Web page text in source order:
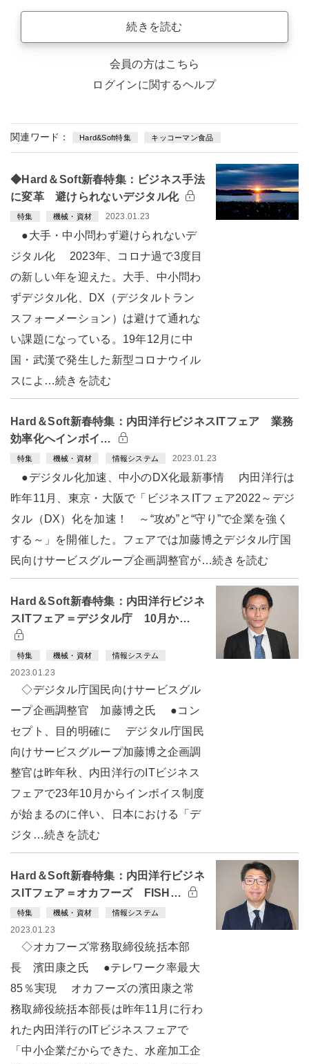
続きを読む
会員の方はこちら
ログインに関するヘルプ
関連ワード： Hard&Soft特集 キッコーマン食品
◆Hard＆Soft新春特集：ビジネス手法
に変革 避けられないデジタル化
特集 機械・資材 2023.01.23
●大手・中小問わず避けられないデ
ジタル化 2023年、コロナ過で3度目
の新しい年を迎えた。大手、中小問わ
ずデジタル化、DX（デジタルトラン
スフォーメーション）は避けて通れな
い課題になっている。19年12月に中
国・武漢で発生した新型コロナウイル
スによ…続きを読む
Hard＆Soft新春特集：内田洋行ビジネスITフェア 業務
効率化へインボイ…
特集 機械・資材 情報システム 2023.01.23
●デジタル化加速、中小のDX化最新事情 内田洋行は
昨年11月、東京・大阪で「ビジネスITフェア2022～デジ
タル（DX）化を加速！ ～“攻め”と“守り”で企業を強く
する～」を開催した。フェアでは加藤博之デジタル庁国
民向けサービスグループ企画調整官が…続きを読む
Hard＆Soft新春特集：内田洋行ビジネ
スITフェア＝デジタル庁 10月か…
特集 機械・資材 情報システム
2023.01.23
◇デジタル庁国民向けサービスグル
ープ企画調整官 加藤博之氏 ●コン
セプト、目的明確に デジタル庁国民
向けサービスグループ加藤博之企画調
整官は昨年秋、内田洋行のITビジネス
フェアで23年10月からインボイス制度
が始まるのに伴い、日本における「デ
ジタ…続きを読む
Hard＆Soft新春特集：内田洋行ビジネ
スITフェア＝オカフーズ FISH…
特集 機械・資材 情報システム
2023.01.23
◇オカフーズ常務取締役統括本部
長 濱田康之氏 ●テレワーク率最大
85％実現 オカフーズの濱田康之常
務取締役統括本部長は昨年11月に行わ
れた内田洋行のITビジネスフェアで
「中小企業だからできた、水産加工企